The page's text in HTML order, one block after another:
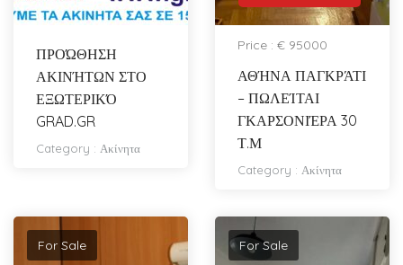
ΠΡΟΏΘΗΣΗ
ΑΚΙΝΉΤΩΝ ΣΤΟ
ΕΞΩΤΕΡΙΚΌ
GRAD.GR
Category : Ακίνητα
Price : € 95000
ΑΘΉΝΑ ΠΑΓΚΡΆΤΙ
– ΠΩΛΕΊΤΑΙ
ΓΚΑΡΣΟΝΙΈΡΑ 30
Τ.Μ
Category : Ακίνητα
For Sale For Sale